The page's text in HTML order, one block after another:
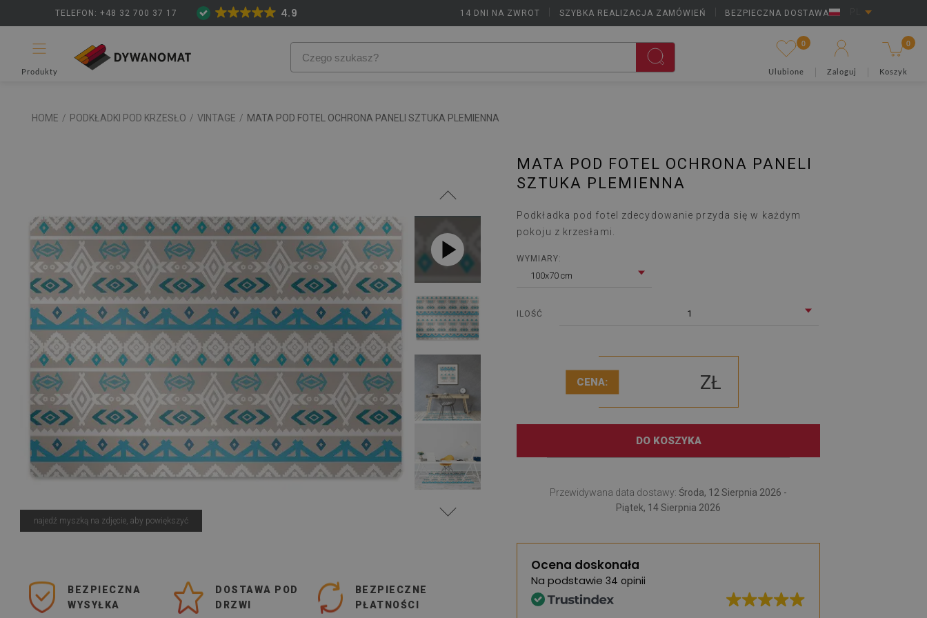
TELEFON: +48 32 700 37 17 14 DNI NA ZWROT SZYBKA REALIZACJA ZAMÓWIEŃ BEZPIECZNA DOSTAWA
4.9
Produkty
0
Ulubione Zaloguj
0
Koszyk
HOME / PODKŁADKI POD KRZESŁO / VINTAGE / MATA POD FOTEL OCHRONA PANELI SZTUKA PLEMIENNA
najedź myszką na zdjęcie, aby powiększyć
najedź myszką na zdjęcie, aby powiększyć
BEZPIECZNA
WYSYŁKA
DOSTAWA POD
DRZWI
BEZPIECZNE
PŁATNOŚCI
MATA POD FOTEL OCHRONA PANELI
SZTUKA PLEMIENNA
Podkładka pod fotel zdecydowanie przyda się w każdym
pokoju z krzesłami.
WYMIARY:
100x70 cm
ILOŚĆ 1
CENA: ZŁ
DO KOSZYKA
Przewidywana data dostawy: Środa, 12 Sierpnia 2026 -
Piątek, 14 Sierpnia 2026
Ocena doskonała
Na podstawie 34 opinii